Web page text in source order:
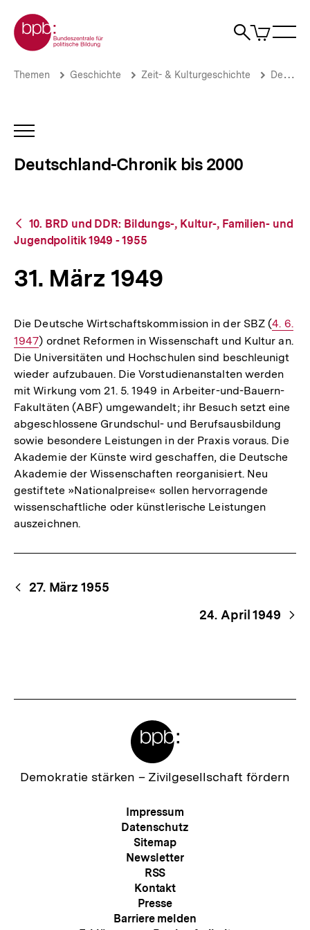
zum
Seiteninhalt
springen
Zur Startseite der bpb
Suche
Artikel
im
31.
Deutschland-
Chronik
2000
Brotkrümelnavigation
Pfadnavigation
Themen Geschichte Zeit- & Kulturgeschichte Deutschland-Chronik bis 2000
INHALTSNAVIGATION
Deutschland-Chronik bis 2000
Zurück
zur
Übersicht
10. BRD und DDR: Bildungs-, Kultur-, Familien- und
Jugendpolitik 1949 - 1955
31. März 1949
Die Deutsche Wirtschaftskommission in der SBZ (
Link:
4. 6.
1947) ordnet Reformen in Wissenschaft und Kultur an.
Die Universitäten und Hochschulen sind beschleunigt
wieder aufzubauen. Die Vorstudienanstalten werden
mit Wirkung vom 21. 5. 1949 in Arbeiter-und-Bauern-
Fakultäten (ABF) umgewandelt; ihr Besuch setzt eine
abgeschlossene Grundschul- und Berufsausbildung
sowie besondere Leistungen in der Praxis voraus. Die
Akademie der Künste wird geschaffen, die Deutsche
Akademie der Wissenschaften reorganisiert. Neu
gestiftete »Nationalpreise« sollen hervorragende
wissenschaftliche oder künstlerische Leistungen
auszeichnen.
Begriffsnavigation
Content-
Navigation
27. März 1955
24. April 1949
Zur
Demokratie stärken – Zivilgesellschaft fördern
Meta-
Navigation
Impressum
Datenschutz
Sitemap
Newsletter
RSS
Kontakt
Presse
Barriere melden